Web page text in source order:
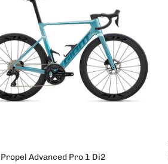
Advanced Pro 1 Di2